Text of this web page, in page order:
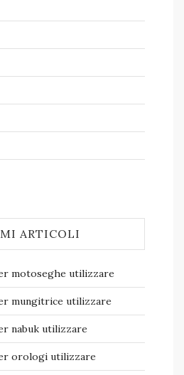
ARTICOLI
motoseghe​ utilizzare
mungitrice​ utilizzare
nabuk​ utilizzare
orologi​ utilizzare